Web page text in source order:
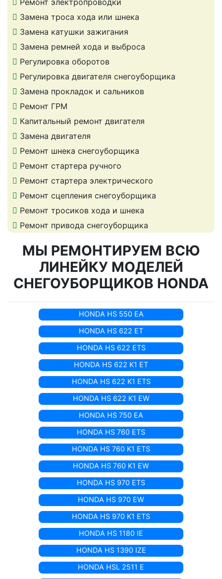
Ремонт электропроводки
Замена троса хода или шнека
Замена катушки зажигания
Замена ремней хода и выброса
Регулировка оборотов
Регулировка двигателя снегоуборщика
Замена прокладок и сальников
Ремонт ГРМ
Капитальный ремонт двигателя
Замена двигателя
Ремонт шнека снегоуборщика
Ремонт стартера ручного
Ремонт стартера электрического
Ремонт сцепления снегоуборщика
Ремонт тросиков хода и шнека
Ремонт привода снегоуборщика
МЫ РЕМОНТИРУЕМ ВСЮ
ЛИНЕЙКУ МОДЕЛЕЙ
СНЕГОУБОРЩИКОВ HONDA
HONDA HS 550 EA
HONDA HS 622 ET
HONDA HS 622 ETS
HONDA HS 622 K1 ET
HONDA HS 622 K1 ETS
HONDA HS 622 K1 EW
HONDA HS 750 EA
HONDA HS 760 ETS
HONDA HS 760 K1 ETS
HONDA HS 760 K1 EW
HONDA HS 970 ETS
HONDA HS 970 EW
HONDA HS 970 K1 ETS
HONDA HS 1180 IE
HONDA HS 1390 IZE
HONDA HSL 2511 E